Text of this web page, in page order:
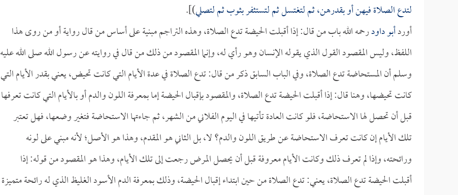
لتدع الصلاة فيهن أو بقدرهن، ثم لتغتسل ثم لتستثفر بثوب ثم لتصلي)].
أوردأبو داودرحمه الله باب من قال: إذا أقبلت الحيضة تدع الصلاة، وهذه التراجم مبنية على أساس من قال رواية أو من روى هذا
اللفظ، وليس المقصود القول الذي يقوله الإنسان وهو رأي له، وإنما المقصود من ذلك من قال في روايته عن رسول الله صلى الله عليه
وسلم أن المستحاضة تدع الصلاة، وفي الباب السابق ذكر من قال: تدع الصلاة في عدة الأيام التي كانت تحيض، يعني بقدر الأيام التي
كانت تحيضها، وهنا قال: إذا أقبلت الحيضة تدع الصلاة، والمقصود بإقبال الحيضة إما بمعرفة اللون والدم أو بالأيام التي كانت تعرفها
قبل أن تحصل لها الاستحاضة، فلو كانت العادة تأتيها في اليوم الفلاني من الشهر، ثم جاءتها الاستحاضة فتغير وضعها، فهل تعتبر
تلك الأيام إن كانت تعرف الاستحاضة عن طريق اللون والدم؟ لا، بل الثاني هو المقدم، وهذا هو الأصل؛ لأنه مبني على لونه
ورائحته، وإذا لم تعرف ذلك وكانت الأيام معروفة قبل أن يحصل المرض رجعت إلى تلك الأيام، وهذا هو المقصود من قوله: إذا
أقبلت الحيضة تدع الصلاة، يعني: تدع الصلاة من حين ابتداء إقبال الحيضة، وذلك بمعرفة الدم الأسود الغليظ الذي له رائحة متميزة